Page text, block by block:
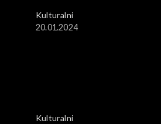
Kulturalni
20.01.2024
Kulturalni